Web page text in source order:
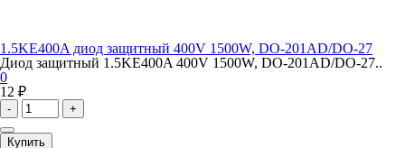
1.5KE400A диод защитный 400V 1500W, DO-201AD/DO-27
Диод защитный 1.5KE400A 400V 1500W, DO-201AD/DO-27..
0
12 ₽
- +
Купить